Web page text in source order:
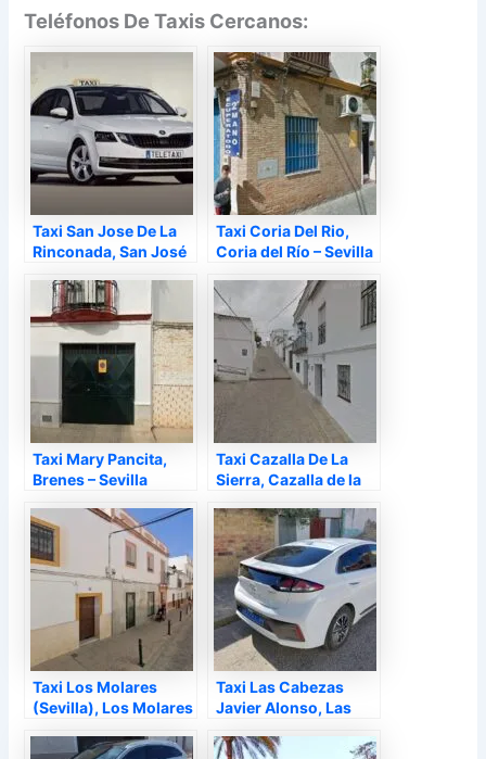
Teléfonos De Taxis Cercanos:
Taxi San Jose De La
Rinconada, San José
Sevilla
Taxi Coria Del Rio,
Coria del Río – Sevilla
Taxi Mary Pancita,
Brenes – Sevilla
Taxi Cazalla De La
Sierra, Cazalla de la
Taxi Los Molares
(Sevilla), Los Molares
Taxi Las Cabezas
Javier Alonso, Las
– Sevilla